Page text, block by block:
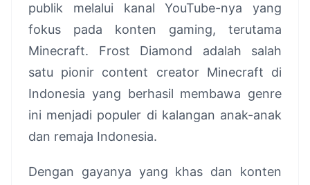
publik melalui kanal YouTube-nya yang
fokus pada konten gaming, terutama
Minecraft. Frost Diamond adalah salah
satu pionir content creator Minecraft di
Indonesia yang berhasil membawa genre
ini menjadi populer di kalangan anak-anak
dan remaja Indonesia.
Dengan gayanya yang khas dan konten